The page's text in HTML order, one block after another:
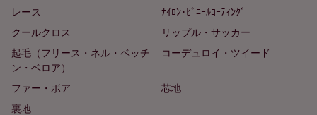
レース
ﾅｲﾛﾝ･ﾋﾞﾆｰﾙｺｰﾃｨﾝｸﾞ
クールクロス
リップル・サッカー
起毛（フリース・ネル・ベッチ
ン・ベロア）
コーデュロイ・ツイード
ファー・ボア
芯地
裏地